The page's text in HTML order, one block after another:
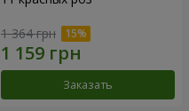
1 364 грн
Заказать